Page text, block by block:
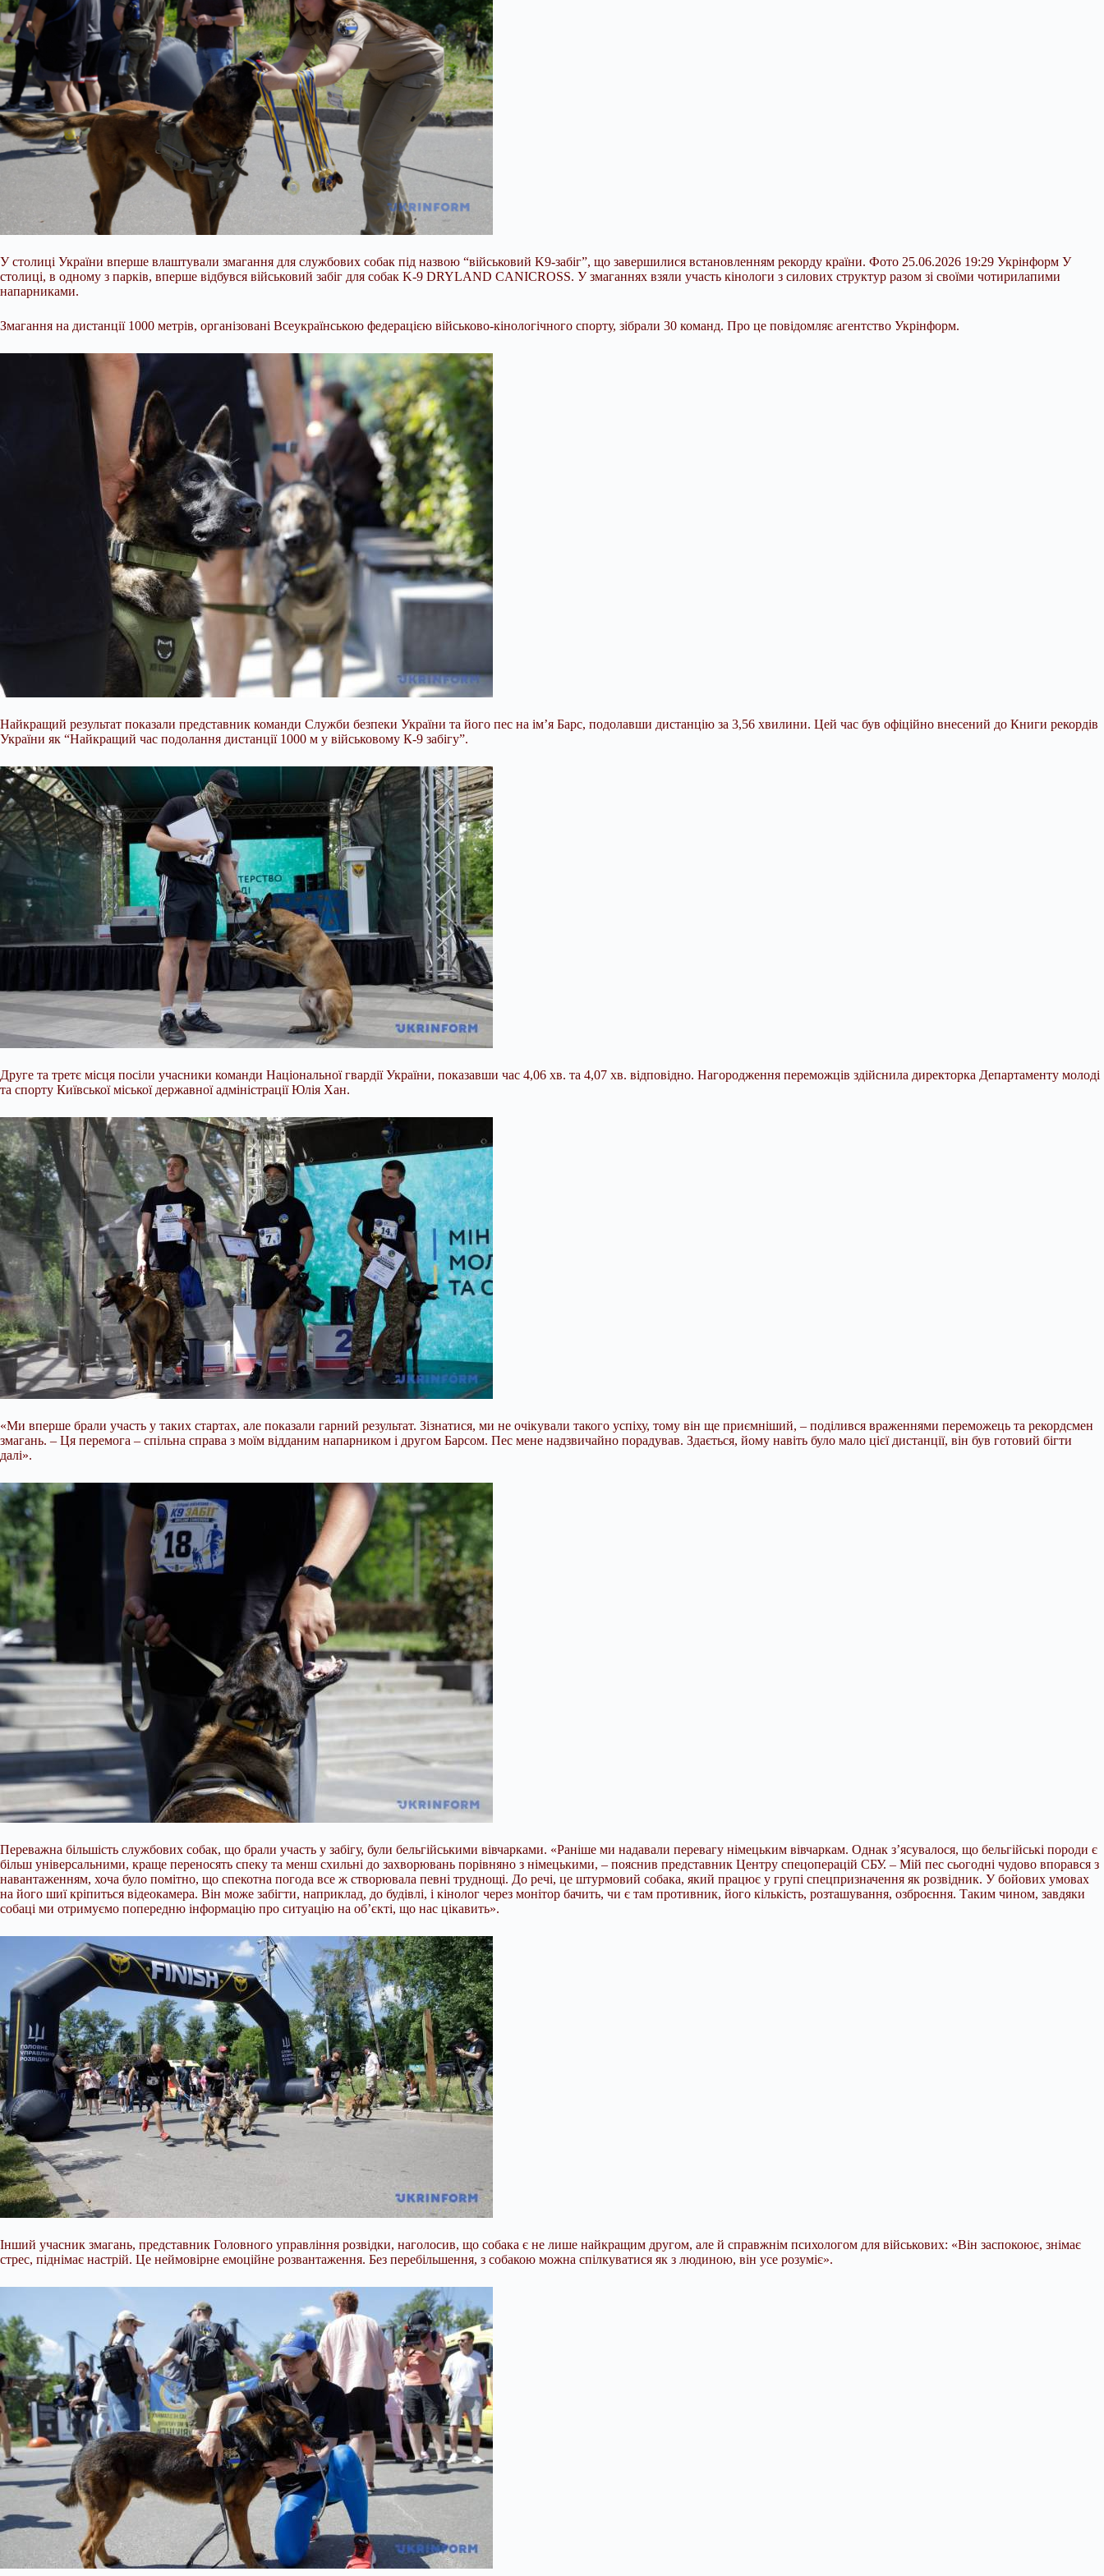
У столиці України вперше влаштували змагання для службових собак під назвою “військовий K9-забіг”, що завершилися встановленням рекорду країни. Фото 25.06.2026 19:29 Укрінформ У
столиці, в одному з парків, вперше відбувся військовий забіг для собак K-9 DRYLAND CANICROSS. У змаганнях взяли участь кінологи з силових структур разом зі своїми чотирилапими
напарниками.
Змагання на дистанції 1000 метрів, організовані Всеукраїнською федерацією військово-кінологічного спорту, зібрали 30 команд. Про це повідомляє агентство Укрінформ.
Найкращий результат показали представник команди Служби безпеки України та його пес на ім’я Барс, подолавши дистанцію за 3,56 хвилини. Цей час був офіційно внесений до Книги рекордів
України як “Найкращий час подолання дистанції 1000 м у військовому К-9 забігу”.
Друге та третє місця посіли учасники команди Національної гвардії України, показавши час 4,06 хв. та 4,07 хв. відповідно. Нагородження переможців здійснила директорка Департаменту молоді
та спорту Київської міської державної адміністрації Юлія Хан.
«Ми вперше брали участь у таких стартах, але показали гарний результат. Зізнатися, ми не очікували такого успіху, тому він ще приємніший, – поділився враженнями переможець та рекордсмен
змагань. – Ця перемога – спільна справа з моїм відданим напарником і другом Барсом. Пес мене надзвичайно порадував. Здається, йому навіть було мало цієї дистанції, він був готовий бігти
далі».
Переважна більшість службових собак, що брали участь у забігу, були бельгійськими вівчарками. «Раніше ми надавали перевагу німецьким вівчаркам. Однак з’ясувалося, що бельгійські породи є
більш універсальними, краще переносять спеку та менш схильні до захворювань порівняно з німецькими, – пояснив представник Центру спецоперацій СБУ. – Мій пес сьогодні чудово впорався з
навантаженням, хоча було помітно, що спекотна погода все ж створювала певні труднощі. До речі, це штурмовий собака, який працює у групі спецпризначення як розвідник. У бойових умовах
на його шиї кріпиться відеокамера. Він може забігти, наприклад, до будівлі, і кінолог через монітор бачить, чи є там противник, його кількість, розташування, озброєння. Таким чином, завдяки
собаці ми отримуємо попередню інформацію про ситуацію на об’єкті, що нас цікавить».
Інший учасник змагань, представник Головного управління розвідки, наголосив, що собака є не лише найкращим другом, але й справжнім психологом для військових: «Він заспокоює, знімає
стрес, піднімає настрій. Це неймовірне емоційне розвантаження. Без перебільшення, з собакою можна спілкуватися як з людиною, він усе розуміє».